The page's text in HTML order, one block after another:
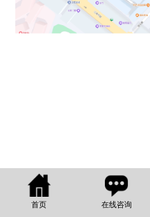
首页 在线咨询